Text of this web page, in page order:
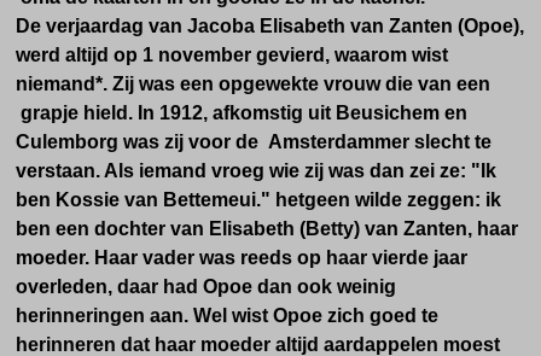
De verjaardag van Jacoba Elisabeth van Zanten (Opoe),
werd altijd op 1 november gevierd, waarom wist
niemand*. Zij was een opgewekte vrouw die van een
grapje hield. In 1912, afkomstig uit Beusichem en
Culemborg was zij voor de Amsterdammer slecht te
verstaan. Als iemand vroeg wie zij was dan zei ze: "Ik
ben Kossie van Bettemeui." hetgeen wilde zeggen: ik
ben een dochter van Elisabeth (Betty) van Zanten, haar
moeder. Haar vader was reeds op haar vierde jaar
overleden, daar had Opoe dan ook weinig
herinneringen aan. Wel wist Opoe zich goed te
herinneren dat haar moeder altijd aardappelen moest